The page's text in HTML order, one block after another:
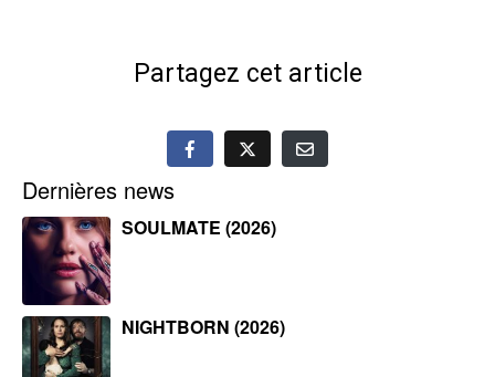
Partagez cet article
Dernières news
SOULMATE (2026)
NIGHTBORN (2026)